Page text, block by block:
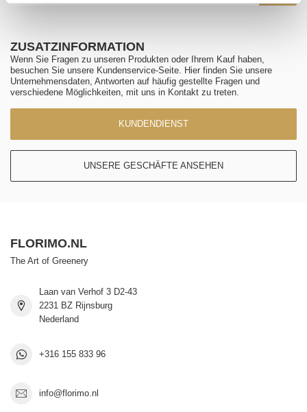
ZUSATZINFORMATION
Wenn Sie Fragen zu unseren Produkten oder Ihrem Kauf haben,
besuchen Sie unsere Kundenservice-Seite. Hier finden Sie unsere
Unternehmensdaten, Antworten auf häufig gestellte Fragen und
verschiedene Möglichkeiten, mit uns in Kontakt zu treten.
KUNDENDIENST
UNSERE GESCHÄFTE ANSEHEN
FLORIMO.NL
The Art of Greenery
Laan van Verhof 3 D2-43
2231 BZ Rijnsburg
Nederland
+316 155 833 96
info@florimo.nl